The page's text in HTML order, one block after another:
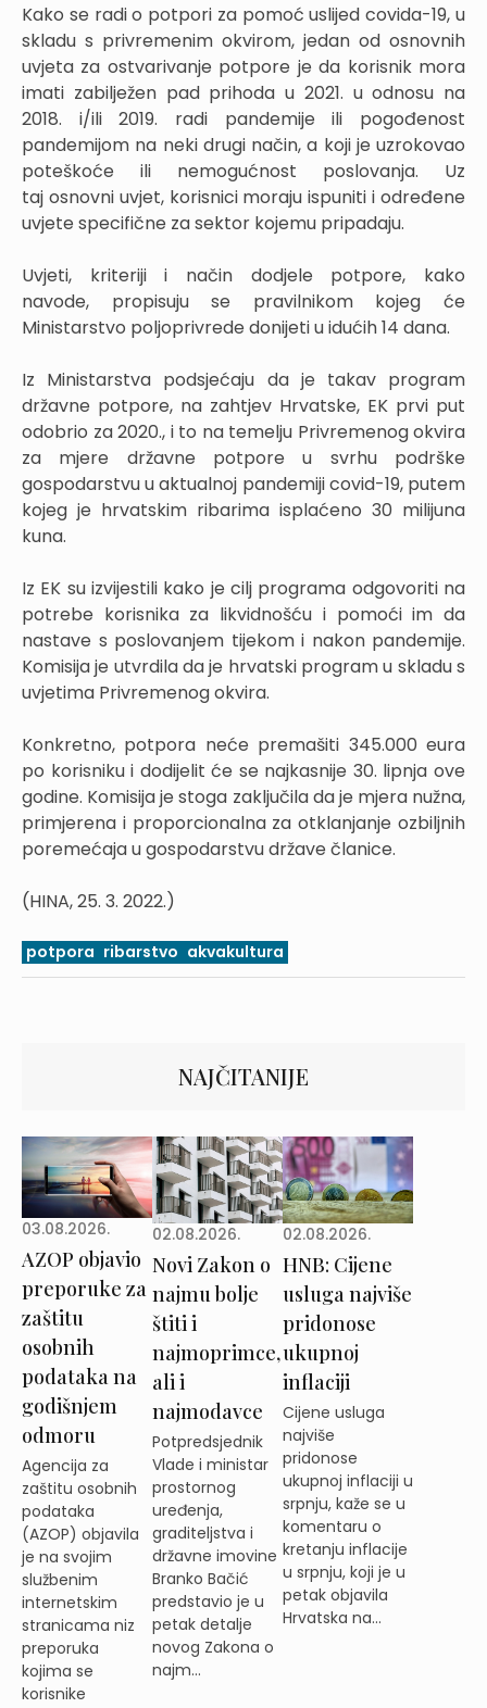
Kako se radi o potpori za pomoć uslijed covida-19, u
skladu s privremenim okvirom, jedan od osnovnih
uvjeta za ostvarivanje potpore je da korisnik mora
imati zabilježen pad prihoda u 2021. u odnosu na
2018. i/ili 2019. radi pandemije ili pogođenost
pandemijom na neki drugi način, a koji je uzrokovao
poteškoće ili nemogućnost poslovanja. Uz
taj osnovni uvjet, korisnici moraju ispuniti i određene
uvjete specifične za sektor kojemu pripadaju.
Uvjeti, kriteriji i način dodjele potpore, kako
navode, propisuju se pravilnikom kojeg će
Ministarstvo poljoprivrede donijeti u idućih 14 dana.
Iz Ministarstva podsjećaju da je takav program
državne potpore, na zahtjev Hrvatske, EK prvi put
odobrio za 2020., i to na temelju Privremenog okvira
za mjere državne potpore u svrhu podrške
gospodarstvu u aktualnoj pandemiji covid-19, putem
kojeg je hrvatskim ribarima isplaćeno 30 milijuna
kuna.
Iz EK su izvijestili kako je cilj programa odgovoriti na
potrebe korisnika za likvidnošću i pomoći im da
nastave s poslovanjem tijekom i nakon pandemije.
Komisija je utvrdila da je hrvatski program u skladu s
uvjetima Privremenog okvira.
Konkretno, potpora neće premašiti 345.000 eura
po korisniku i dodijelit će se najkasnije 30. lipnja ove
godine. Komisija je stoga zaključila da je mjera nužna,
primjerena i proporcionalna za otklanjanje ozbiljnih
poremećaja u gospodarstvu države članice.
(HINA, 25. 3. 2022.)
potpora ribarstvo akvakultura
NAJČITANIJE
03.08.2026.
AZOP objavio
preporuke za
zaštitu
osobnih
podataka na
godišnjem
odmoru
Agencija za
zaštitu osobnih
podataka
(AZOP) objavila
je na svojim
službenim
internetskim
stranicama niz
preporuka
kojima se
korisnike
02.08.2026.
Novi Zakon o
najmu bolje
štiti i
najmoprimce,
ali i
najmodavce
Potpredsjednik
Vlade i ministar
prostornog
uređenja,
graditeljstva i
državne imovine
Branko Bačić
predstavio je u
petak detalje
novog Zakona o
najm...
02.08.2026.
HNB: Cijene
usluga najviše
pridonose
ukupnoj
inflaciji
Cijene usluga
najviše
pridonose
ukupnoj inflaciji u
srpnju, kaže se u
komentaru o
kretanju inflacije
u srpnju, koji je u
petak objavila
Hrvatska na...